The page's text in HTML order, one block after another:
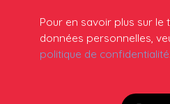
Pour en savoir plus sur le
données personnelles,
politique de confidentialité